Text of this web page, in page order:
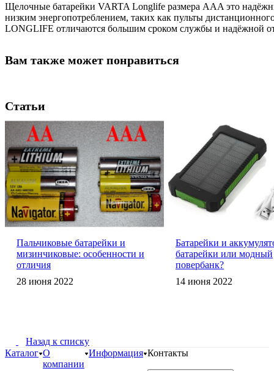
Щелочные батарейки VARTA Longlife размера AAA это
низким энергопотреблением, таких как пульты
LONGLIFE отличаются большим сроком службы и надёжной
Вам также может понравиться
Статьи
Пальчиковые батарейки и
мизинчиковые: особенности и
отличия
28 июня 2022
Батарейки и
батарейки или модный
повербанк?
14 июня 2022
Назад к списку
Каталог О
компании
Информация Контакты